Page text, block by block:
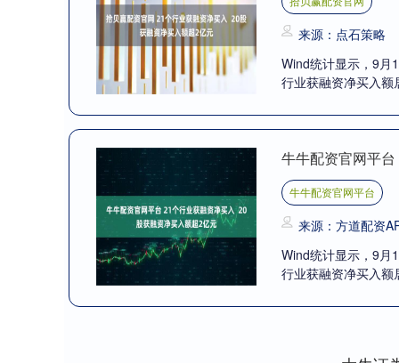
来源：点石策略
Wind统计显示，9月
行业获融资净买入
牛牛配资官网平
牛牛配资官网平台
来源：方道配资
Wind统计显示，9月
行业获融资净买入